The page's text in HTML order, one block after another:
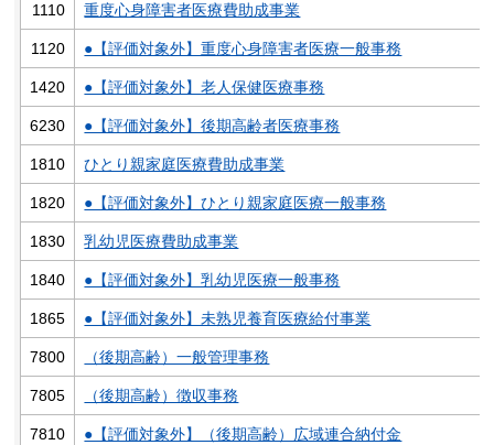
1110 重度心身障害者医療費助成事業
1120 ●【評価対象外】重度心身障害者医療一般事務
1420 ●【評価対象外】老人保健医療事務
6230 ●【評価対象外】後期高齢者医療事務
1810 ひとり親家庭医療費助成事業
1820 ●【評価対象外】ひとり親家庭医療一般事務
1830 乳幼児医療費助成事業
1840 ●【評価対象外】乳幼児医療一般事務
1865 ●【評価対象外】未熟児養育医療給付事業
7800 （後期高齢）一般管理事務
7805 （後期高齢）徴収事務
7810 ●【評価対象外】（後期高齢）広域連合納付金